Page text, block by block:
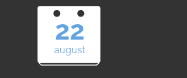
22
august